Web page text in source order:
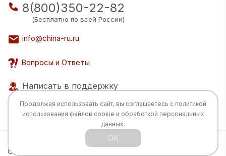
8(800)350-22-82
(Бесплатно по всей России)
info@china-ru.ru
Вопросы и Ответы
Написать в поддержку
Все права защищены © 2026 Разработка:
China
Продолжая использовать сайт, вы соглашаетесь с политикой
использования файлов cookie и обработкой персональных
данных.
OK